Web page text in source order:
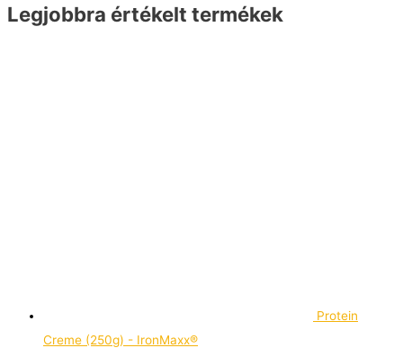
Legjobbra értékelt termékek
Protein
Creme (250g) - IronMaxx®